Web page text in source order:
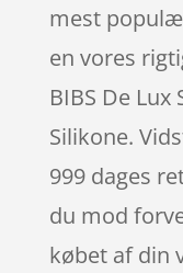
mest
en vores
BIBS De Lux
Silikone.
999 dages
du mod
købet af din